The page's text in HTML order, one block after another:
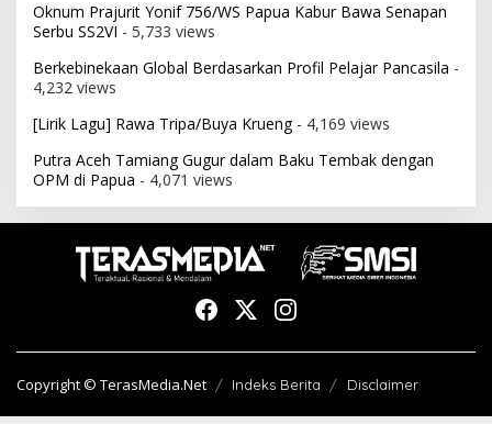
Oknum Prajurit Yonif 756/WS Papua Kabur Bawa Senapan
Serbu SS2VI - 5,733 views
Berkebinekaan Global Berdasarkan Profil Pelajar Pancasila -
4,232 views
[Lirik Lagu] Rawa Tripa/Buya Krueng- 4,169 views
Putra Aceh Tamiang Gugur dalam Baku Tembak dengan
OPM di Papua - 4,071 views
Copyright © TerasMedia.Net Indeks Berita Disclaimer